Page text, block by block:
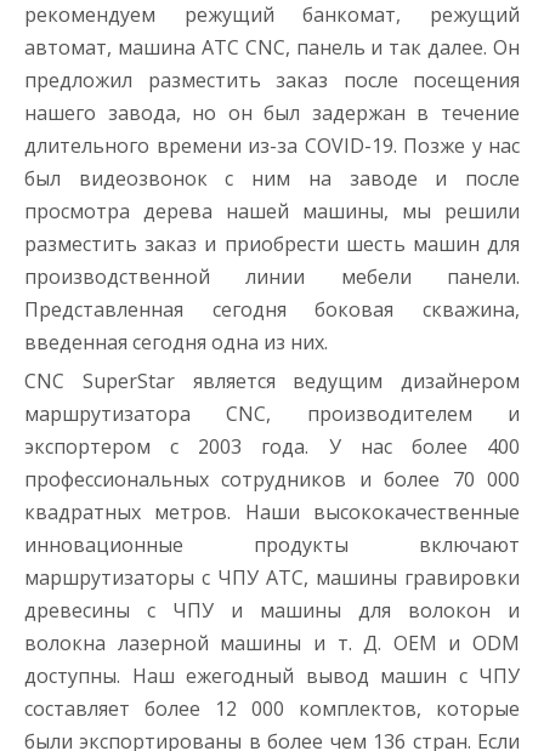
рекомендуем режущий банкомат, режущий
автомат, машина ATC CNC, панель и так далее. Он
предложил разместить заказ после посещения
нашего завода, но он был задержан в течение
длительного времени из-за COVID-19. Позже у нас
был видеозвонок с ним на заводе и после
просмотра дерева нашей машины, мы решили
разместить заказ и приобрести шесть машин для
производственной линии мебели панели.
Представленная сегодня боковая скважина,
введенная сегодня одна из них.
CNC SuperStar является ведущим дизайнером
маршрутизатора CNC, производителем и
экспортером с 2003 года. У нас более 400
профессиональных сотрудников и более 70 000
квадратных метров. Наши высококачественные
инновационные продукты включают
маршрутизаторы с ЧПУ ATC, машины гравировки
древесины с ЧПУ и машины для волокон и
волокна лазерной машины и т. Д. OEM и ODM
доступны. Наш ежегодный вывод машин с ЧПУ
составляет более 12 000 комплектов, которые
были экспортированы в более чем 136 стран. Если